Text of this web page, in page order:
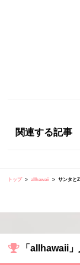
関連する記事
トップ allhawaii サンタと
「allhawaii